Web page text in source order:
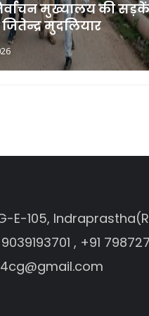
मुख्यालय की सड़कें
मुदलियार
E-105,
, +91